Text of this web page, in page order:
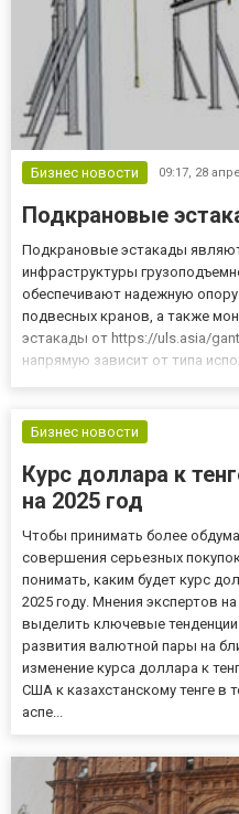
Бизнес новости 09:17, 28
Подкрановые
Подкрановые эстакады
инфраструктуры
обеспечивают надежную
подвесных кранов, а также
эстакады от https://uls.asia/
напрямую зависит от типа
подкрановые эстакады для
Бизнес новости
Курс доллара к
на 2025 год
Чтобы принимать более
совершения серьезных
понимать, каким будет курс
2025 году. Мнения экспертов
выделить ключевые тенденции
развития валютной пары на
изменение курса доллара к
США к казахстанскому тенге в
аспе...